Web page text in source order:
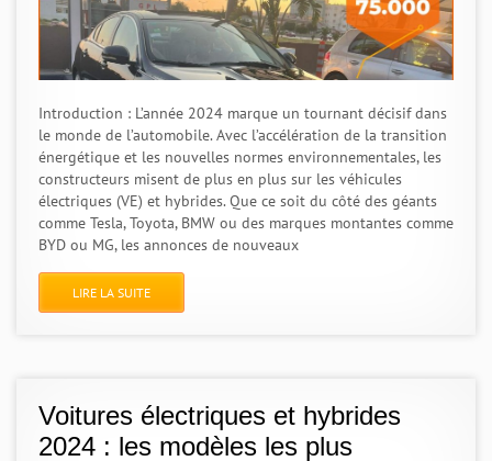
Introduction : L’année 2024 marque un tournant décisif dans
le monde de l’automobile. Avec l’accélération de la transition
énergétique et les nouvelles normes environnementales, les
constructeurs misent de plus en plus sur les véhicules
électriques (VE) et hybrides. Que ce soit du côté des géants
comme Tesla, Toyota, BMW ou des marques montantes comme
BYD ou MG, les annonces de nouveaux
LIRE LA SUITE
Voitures électriques et hybrides
2024 : les modèles les plus